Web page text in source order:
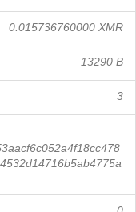
0.015736760000 XMR
13290 B
3